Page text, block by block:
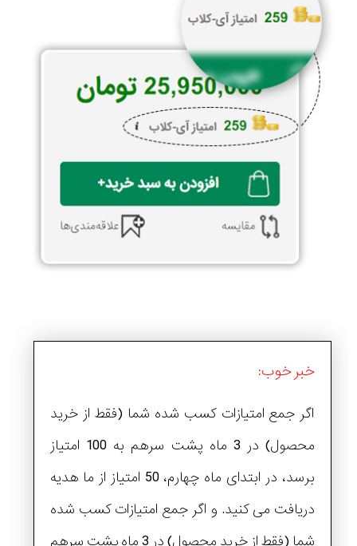
خبر خوب:
اگر جمع امتیازات کسب شده شما (فقط از خرید
محصول) در 3 ماه پشت سرهم به 100 امتیاز
برسد، در ابتدای ماه چهارم، 50 امتیاز از ما هدیه
دریافت می کنید. و اگر جمع امتیازات کسب شده
شما (فقط از خرید محصول) در 3 ماه پشت سرهم